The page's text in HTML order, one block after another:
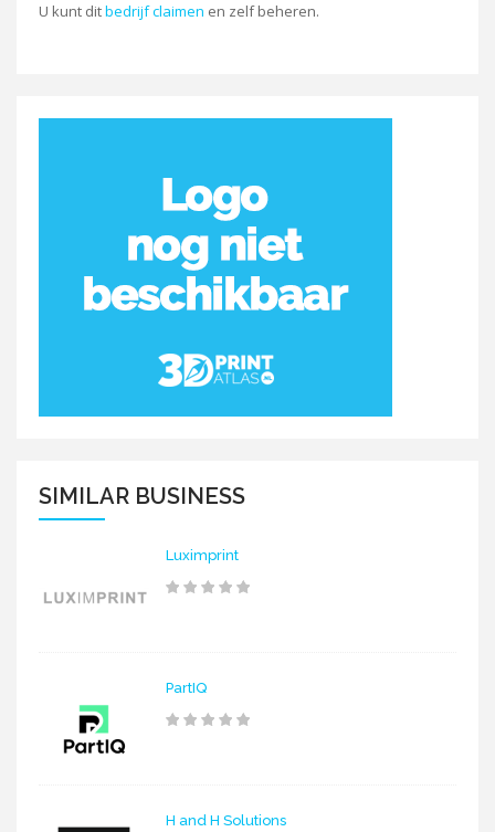
U kunt ditbedrijf claimen en zelf beheren.
SIMILAR BUSINESS
Luximprint
PartIQ
H and H Solutions